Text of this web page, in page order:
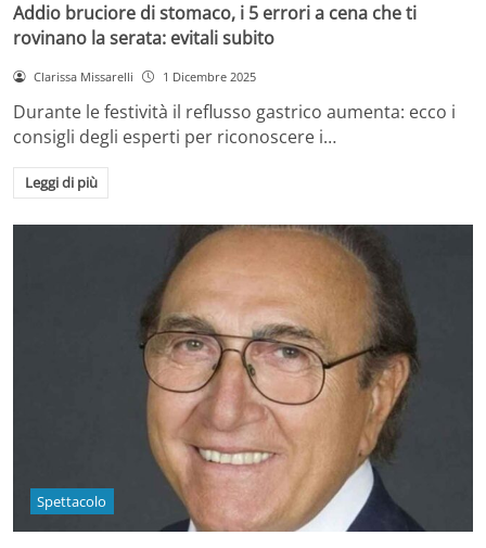
Addio bruciore di stomaco, i 5 errori a cena che ti
rovinano la serata: evitali subito
Clarissa Missarelli 1 Dicembre 2025
Durante le festività il reflusso gastrico aumenta: ecco i
consigli degli esperti per riconoscere i…
Leggi di più
Spettacolo